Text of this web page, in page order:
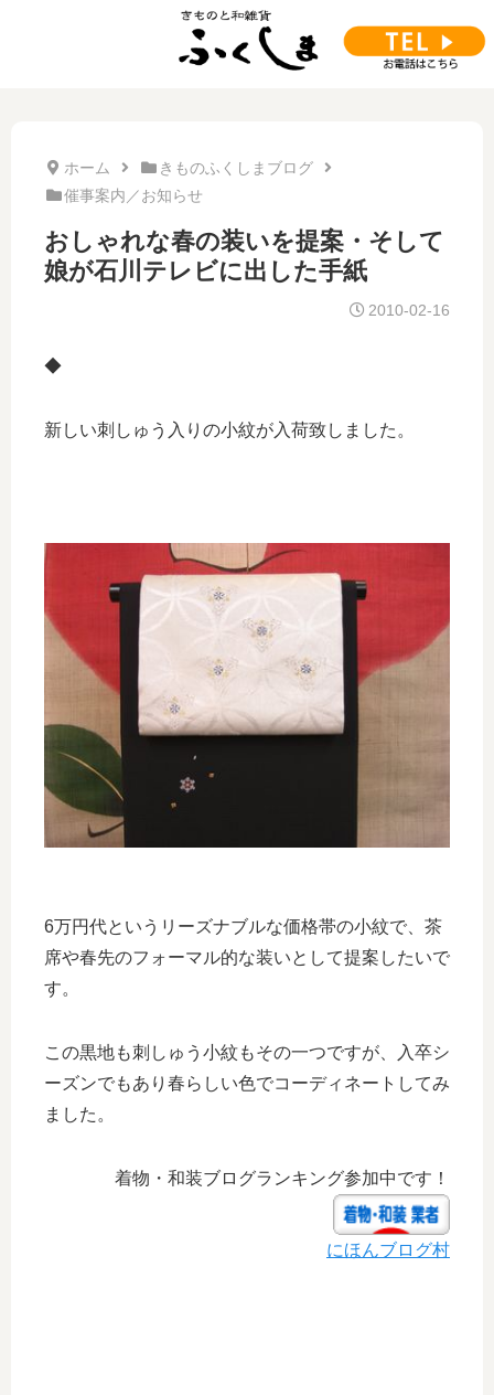
ホーム
きものふくしまブログ
催事案内／お知らせ
おしゃれな春の装いを提案・そして
娘が石川テレビに出した手紙
2010-02-16
◆
新しい刺しゅう入りの小紋が入荷致しました。
6万円代というリーズナブルな価格帯の小紋で、茶
席や春先のフォーマル的な装いとして提案したいで
す。
この黒地も刺しゅう小紋もその一つですが、入卒シ
ーズンでもあり春らしい色でコーディネートしてみ
ました。
着物・和装ブログランキング参加中です！
にほんブログ村